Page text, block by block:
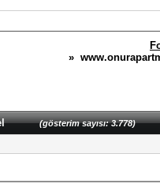
»
motel(gösterim sayısı: 3.778)